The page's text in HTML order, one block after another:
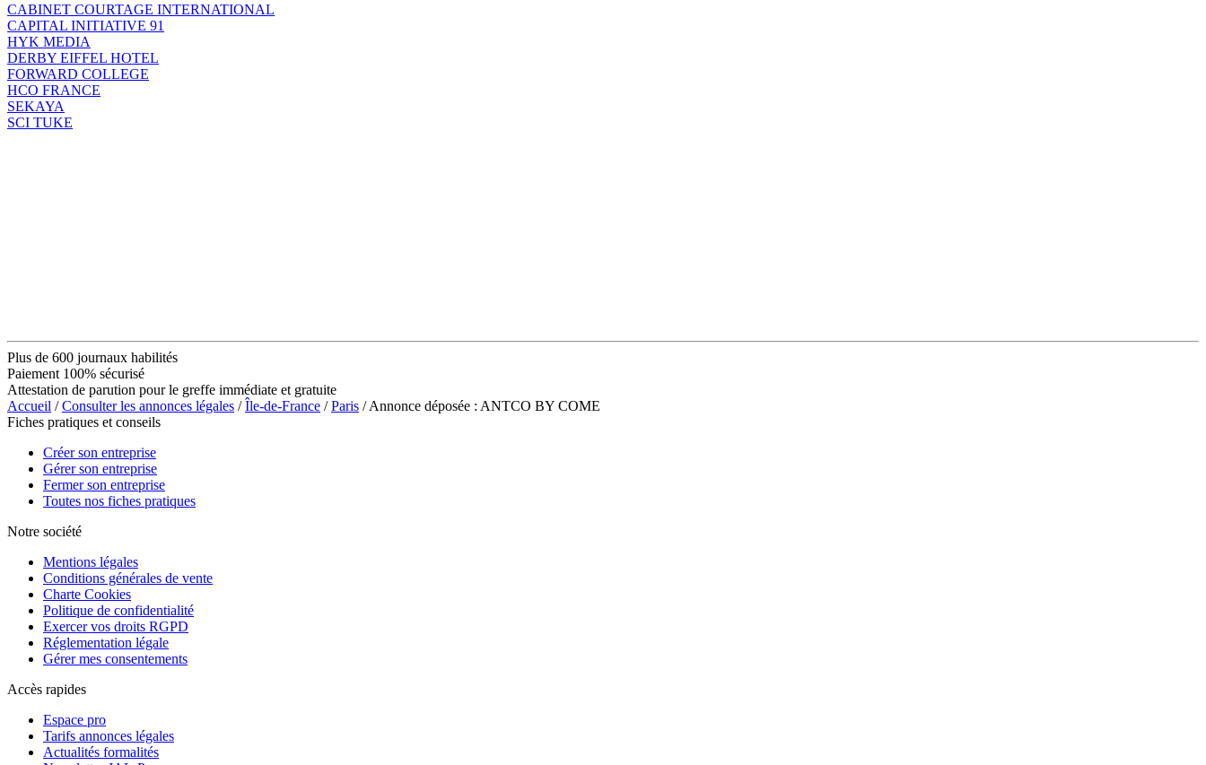
CABINET COURTAGE INTERNATIONAL
CAPITAL INITIATIVE 91
HYK MEDIA
DERBY EIFFEL HOTEL
FORWARD COLLEGE
HCO FRANCE
SEKAYA
SCI TUKE
Plus de 600 journaux habilités
Paiement 100% sécurisé
Attestation de parution pour le greffe immédiate et gratuite
Accueil /Consulter les annonces légales /Île-de-France /Paris / Annonce déposée : ANTCO BY COME
Fiches pratiques et conseils
Créer son entreprise
Gérer son entreprise
Fermer son entreprise
Toutes nos fiches pratiques
Notre société
Mentions légales
Conditions générales de vente
Charte Cookies
Politique de confidentialité
Exercer vos droits RGPD
Réglementation légale
Gérer mes consentements
Accès rapides
Espace pro
Tarifs annonces légales
Actualités formalités